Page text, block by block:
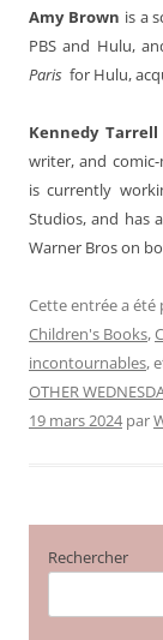
Amy Brown is a
PBS and Hulu,
Paris for Hulu,
Kennedy Tarrell
writer, and
is currently
Studios, and has
Warner Bros on
Cette entrée a été
Children's Books,
incontournables,
OTHER
19 mars 2024 par
Rechercher